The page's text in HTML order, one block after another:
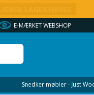
E-MÆRKET WEBSHOP
Snedker møbler - Just